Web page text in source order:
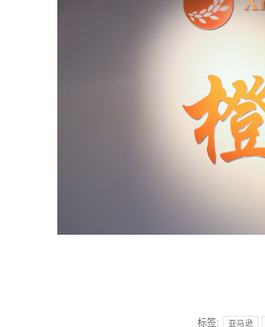
标签: 亚马逊